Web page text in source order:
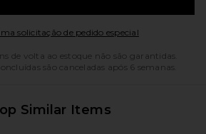
solicitação de pedido especialOpens in a
de volta ao estoque não são garantidas.
são canceladas após 6 semanas.
Similar Items